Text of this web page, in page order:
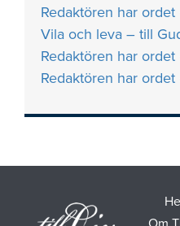
Redaktören har
Vila och leva – till
Redaktören har
Redaktören har